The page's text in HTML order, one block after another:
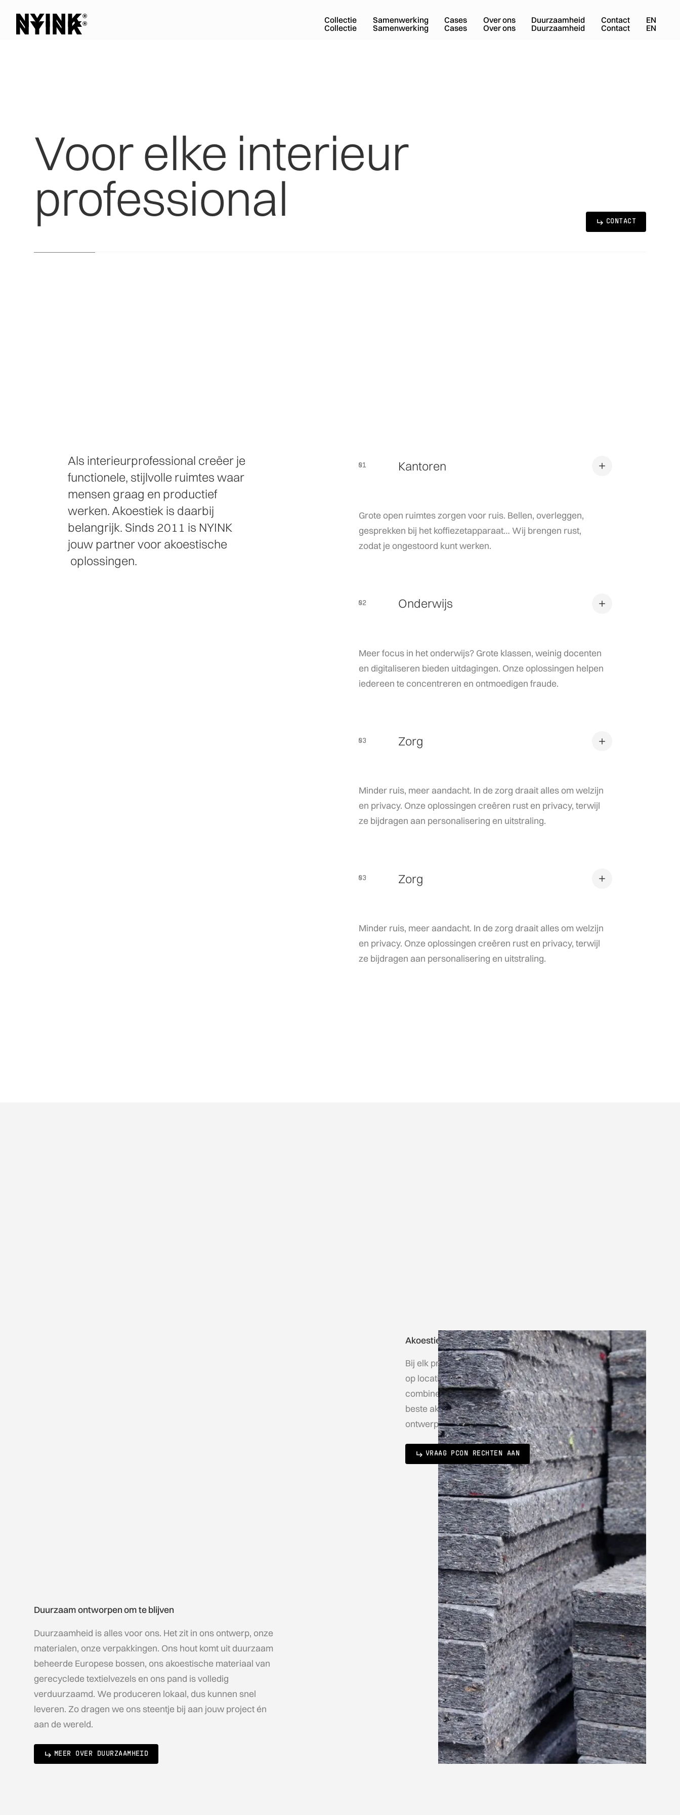
Collectie Samenwerking Cases Over ons Duurzaamheid Contact EN
Collectie Samenwerking Cases Over ons Duurzaamheid Contact EN
Voorelke interieur
professional CONTACT
Als interieurprofessional creëer je
functionele, stijlvolle ruimtes waar
mensen graag en productief
werken. Akoestiek is daarbij
belangrijk. Sinds 2011 is NYINK
jouw partner voor akoestische
oplossingen.
01
Kantoren
Grote open ruimtes zorgen voor ruis. Bellen, overleggen,
gesprekken bij het koffiezetapparaat… Wij brengen rust,
zodat je ongestoord kunt werken.
02
Onderwijs
Meer focus in het onderwijs? Grote klassen, weinig docenten
en digitaliseren bieden uitdagingen. Onze oplossingen helpen
iedereen te concentreren en ontmoedigen fraude.
03
Zorg
Minder ruis, meer aandacht. In de zorg draait alles om welzijn
en privacy. Onze oplossingen creëren rust en privacy, terwijl
ze bijdragen aan personalisering en uitstraling.
03
Zorg
Minder ruis, meer aandacht. In de zorg draait alles om welzijn
en privacy. Onze oplossingen creëren rust en privacy, terwijl
ze bijdragen aan personalisering en uitstraling.
Akoestiek zoals het hoort in elk project
Bij elk project staan we naast onze partners. We adviseren
op locatie of denken mee aan de hand van tekeningen. We
combineren maatwerk en standaardoplossingen tot we de
beste akoestiek realiseren, zonder afbreuk te doen aan het
ontwerp. Zo creëren we rust bij jou en bij je klant.
VRAAG PCON RECHTEN AAN
Duurzaam ontworpen om te blijven
Duurzaamheid is alles voor ons. Het zit in ons ontwerp, onze
materialen, onze verpakkingen. Ons hout komt uit duurzaam
beheerde Europese bossen, ons akoestische materiaal van
gerecyclede textielvezels en ons pand is volledig
verduurzaamd. We produceren lokaal, dus kunnen snel
leveren. Zo dragen we ons steentje bij aan jouw project én
aan de wereld.
MEER OVER DUURZAAMHEID